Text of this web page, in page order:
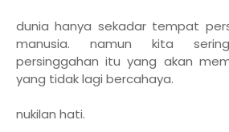
dunia hanya sekadar tempat
manusia. namun kita
persinggahan itu yang akan
yang tidak lagi bercahaya.
nukilan hati.